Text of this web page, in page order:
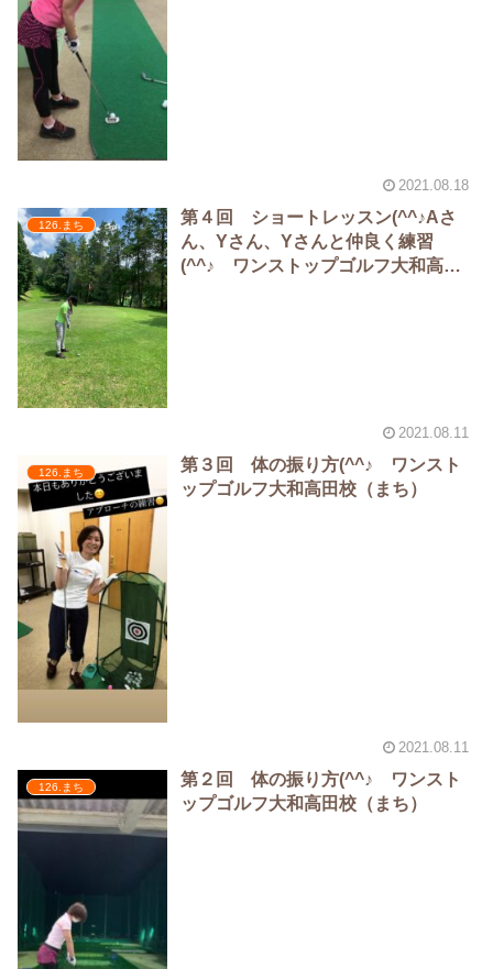
2021.08.18
126.まち
第４回 ショートレッスン(^^♪Aさ
ん、Yさん、Yさんと仲良く練習
(^^♪ ワンストップゴルフ大和高田
2021.08.11
126.まち
第３回 体の振り方(^^♪ ワンスト
ップゴルフ大和高田校（まち）
2021.08.11
126.まち
第２回 体の振り方(^^♪ ワンスト
ップゴルフ大和高田校（まち）